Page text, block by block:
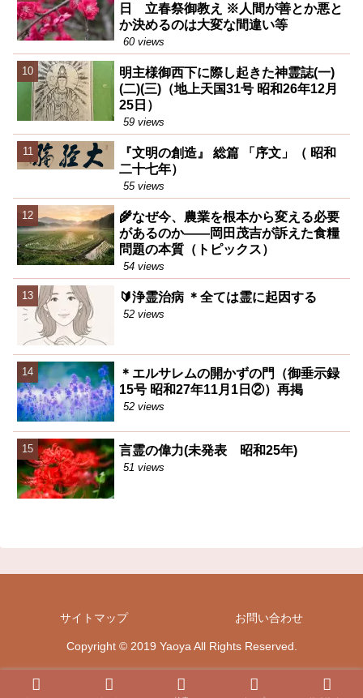
日 立春祭御教え ※人間が善とか悪と
か決めるのは大変な間違い等
60 views
明主様御西下に際し起きた神霊誌(一)
(二)(三)（地上天国31号 昭和26年12月
25日）
59 views
『文明の創造』 総篇 「序文」（ 昭和
二十七年）
55 views
🌾なぜ今、農業を根本から変える必要
があるのか――岡田茂吉が訴えた食糧
問題の本質（トピックス）
54 views
🔰浄霊治病 ＊全ては霊に起因する
52 views
＊エルサレムの開かずの門（御垂示録
15号 昭和27年11月1日②）再掲
52 views
言霊の偉力(未発表 昭和25年)
51 views
サイトマップ お問い合わせ
Copyright © 2019 Yaoya All Rights Reserved.